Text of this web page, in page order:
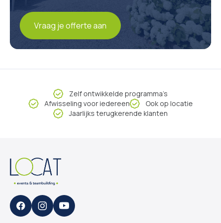
Vraag je offerte aan
Zelf ontwikkelde programma’s
Afwisseling voor iedereen
Ook op locatie
Jaarlijks terugkerende klanten
FacebookInstagramYouTube